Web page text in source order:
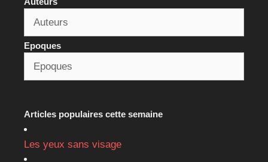
Epoques
Articles populaires cette semaine
Les yeux sans visage